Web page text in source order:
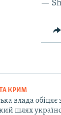
—
КРИМ
влада обіцяє
шлях